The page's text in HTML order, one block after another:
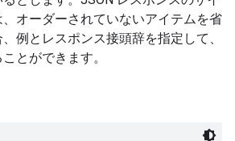
オーダーされていないアイテムを省
例とレスポンス接頭辞を指定して、
とができます。